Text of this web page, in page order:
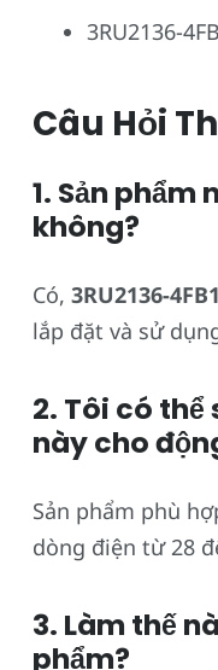
3RU2136-
Câu Hỏi
1. Sản phẩm
không?
Có, 3RU2136-4FB1
lắp đặt và sử
2. Tôi có thể
này cho
Sản phẩm phù
dòng điện từ 28
3. Làm thế
phẩm?